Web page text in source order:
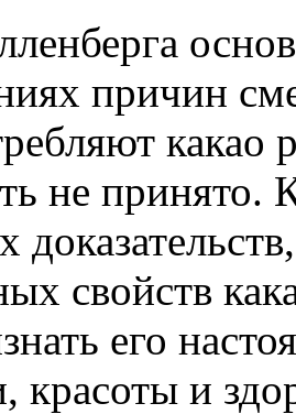
причин
какао
не принято.
свойств
его
красоты и